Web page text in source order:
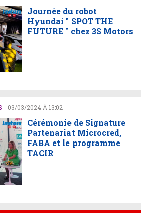
Journée du robot
Hyundai " SPOT THE
FUTURE " chez 3S Motors
03/03/2024 À 13:02
Cérémonie de Signature
Partenariat Microcred,
FABA et le programme
TACIR